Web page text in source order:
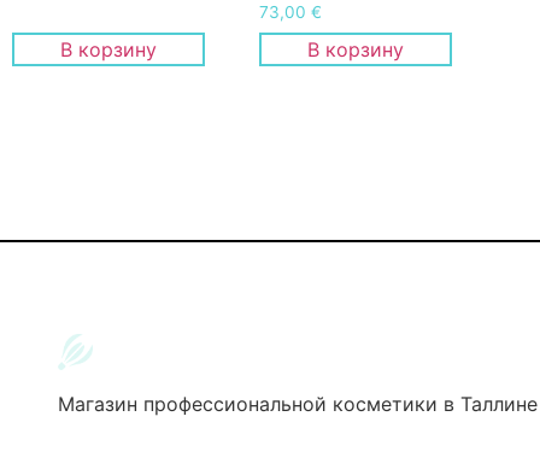
В корзину
73,00€
В корзину
Магазин профессиональной косметики в Таллине